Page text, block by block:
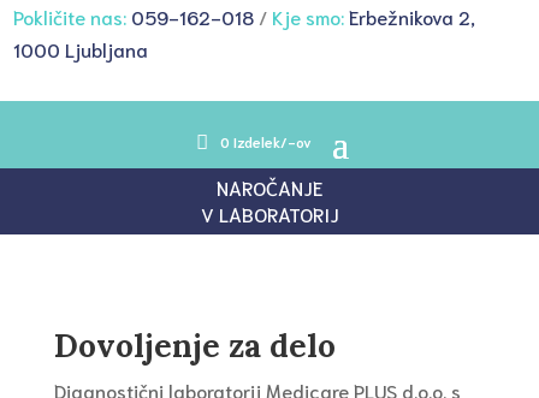
Pokličite nas: 059-162-018 / Kje smo:Erbežnikova 2,
1000 Ljubljana
0 Izdelek/-ov
NAROČANJE
V LABORATORIJ
Dovoljenje za delo
Diagnostični laboratorij Medicare PLUS d.o.o. s